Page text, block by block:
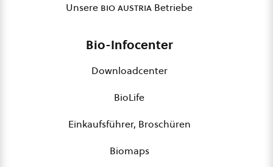
Unsere bio austria Betriebe
Bio-Infocenter
Downloadcenter
BioLife
Einkaufsführer, Broschüren
Biomaps